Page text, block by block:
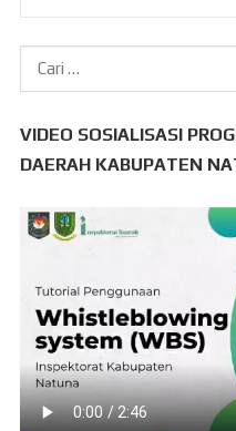
Cari
untuk:
VIDEO SOSIALISASI
DAERAH KABUPATEN